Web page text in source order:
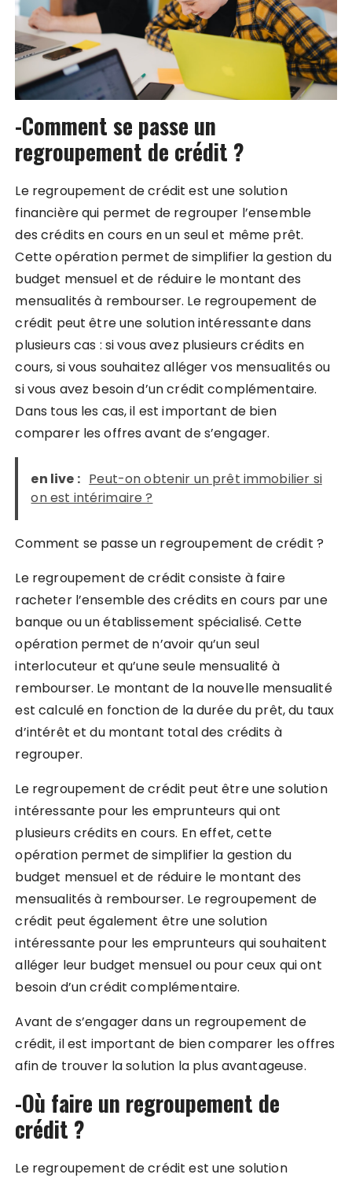
-Comment se passe un
regroupement de crédit ?
Le regroupement de crédit est une solution
financière qui permet de regrouper l’ensemble
des crédits en cours en un seul et même prêt.
Cette opération permet de simplifier la gestion du
budget mensuel et de réduire le montant des
mensualités à rembourser. Le regroupement de
crédit peut être une solution intéressante dans
plusieurs cas : si vous avez plusieurs crédits en
cours, si vous souhaitez alléger vos mensualités ou
si vous avez besoin d’un crédit complémentaire.
Dans tous les cas, il est important de bien
comparer les offres avant de s’engager.
en live : Peut-on obtenir un prêt immobilier si
on est intérimaire ?
Comment se passe un regroupement de crédit ?
Le regroupement de crédit consiste à faire
racheter l’ensemble des crédits en cours par une
banque ou un établissement spécialisé. Cette
opération permet de n’avoir qu’un seul
interlocuteur et qu’une seule mensualité à
rembourser. Le montant de la nouvelle mensualité
est calculé en fonction de la durée du prêt, du taux
d’intérêt et du montant total des crédits à
regrouper.
Le regroupement de crédit peut être une solution
intéressante pour les emprunteurs qui ont
plusieurs crédits en cours. En effet, cette
opération permet de simplifier la gestion du
budget mensuel et de réduire le montant des
mensualités à rembourser. Le regroupement de
crédit peut également être une solution
intéressante pour les emprunteurs qui souhaitent
alléger leur budget mensuel ou pour ceux qui ont
besoin d’un crédit complémentaire.
Avant de s’engager dans un regroupement de
crédit, il est important de bien comparer les offres
afin de trouver la solution la plus avantageuse.
-Où faire un regroupement de
crédit ?
Le regroupement de crédit est une solution